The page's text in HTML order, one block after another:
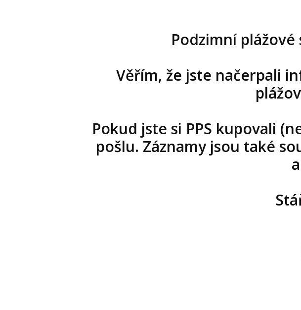
Podzimní
Věřím, že jste načerpali
Pokud jste si PPS kupovali
pošlu. Záznamy jsou také